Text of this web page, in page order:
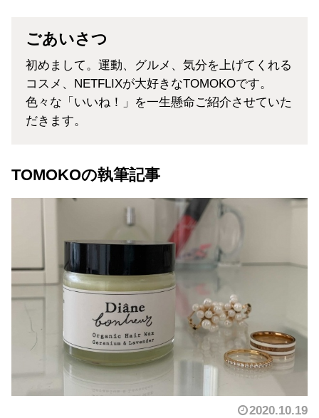
ごあいさつ
初めまして。運動、グルメ、気分を上げてくれる
コスメ、NETFLIXが大好きなTOMOKOです。
色々な「いいね！」を一生懸命ご紹介させていた
だきます。
TOMOKOの執筆記事
2020.10.19